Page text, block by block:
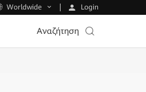
Worldwide Login
Αναζήτηση